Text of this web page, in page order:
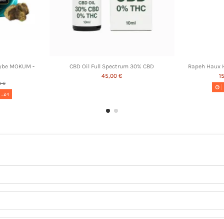
MOKUM -
€
:23
CBD Oil Full Spectrum 30% CBD
45,00 €
Rapeh Haux